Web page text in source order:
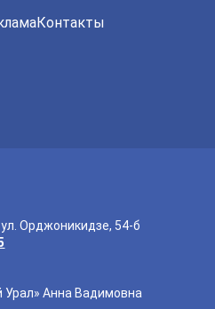
Контакты
Орджоникидзе, 54-б
Анна Вадимовна